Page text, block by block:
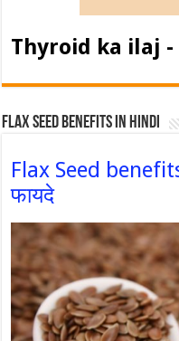
Thyroid ka ilaj -
Flax Seed Benefits in hindi
Flax Seed
फायदे